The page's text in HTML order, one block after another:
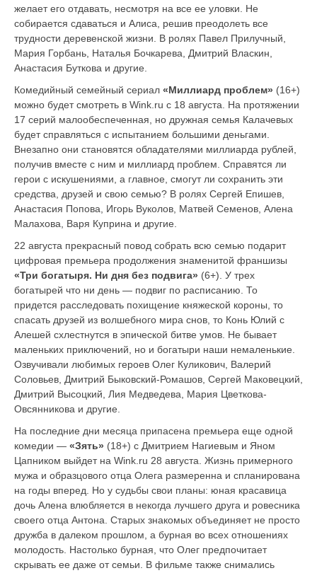
желает его отдавать, несмотря на все ее уловки. Не
собирается сдаваться и Алиса, решив преодолеть все
трудности деревенской жизни. В ролях Павел Прилучный,
Мария Горбань, Наталья Бочкарева, Дмитрий Власкин,
Анастасия Буткова и другие.
Комедийный семейный сериал «Миллиард проблем» (16+)
можно будет смотреть в Wink.ru с 18 августа. На протяжении
17 серий малообеспеченная, но дружная семья Калачевых
будет справляться с испытанием большими деньгами.
Внезапно они становятся обладателями миллиарда рублей,
получив вместе с ним и миллиард проблем. Справятся ли
герои с искушениями, а главное, смогут ли сохранить эти
средства, друзей и свою семью? В ролях Сергей Епишев,
Анастасия Попова, Игорь Вуколов, Матвей Семенов, Алена
Малахова, Варя Куприна и другие.
22 августа прекрасный повод собрать всю семью подарит
цифровая премьера продолжения знаменитой франшизы
«Три богатыря. Ни дня без подвига» (6+). У трех
богатырей что ни день — подвиг по расписанию. То
придется расследовать похищение княжеской короны, то
спасать друзей из волшебного мира снов, то Конь Юлий с
Алешей схлестнутся в эпической битве умов. Не бывает
маленьких приключений, но и богатыри наши немаленькие.
Озвучивали любимых героев Олег Куликович, Валерий
Соловьев, Дмитрий Быковский-Ромашов, Сергей Маковецкий,
Дмитрий Высоцкий, Лия Медведева, Мария Цветкова-
Овсянникова и другие.
На последние дни месяца припасена премьера еще одной
комедии — «Зять» (18+) с Дмитрием Нагиевым и Яном
Цапником выйдет на Wink.ru 28 августа. Жизнь примерного
мужа и образцового отца Олега размеренна и спланирована
на годы вперед. Но у судьбы свои планы: юная красавица
дочь Алена влюбляется в некогда лучшего друга и ровесника
своего отца Антона. Старых знакомых объединяет не просто
дружба в далеком прошлом, а бурная во всех отношениях
молодость. Настолько бурная, что Олег предпочитает
скрывать ее даже от семьи. В фильме также снимались